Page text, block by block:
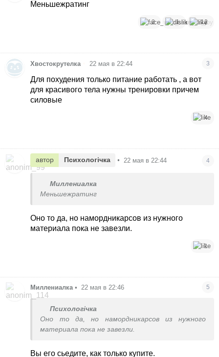
Меньшежратинг
3 1 12
Xвостокрутелка 22 мая в 22:44 3
Для похудения только питание работать , а вот
для красивого тела нужны тренировки причем
силовые
4
автор Психологічка • 22 мая в 22:44 4
Миллениалка
Меньшежратинг
Оно то да, но намордникарсов из нужного
материала пока не завезли.
1
Миллениалка • 22 мая в 22:46 5
Психологічка
Оно то да, но намордникарсов из нужного
материала пока не завезли.
Вы его сьедите, как только купите.